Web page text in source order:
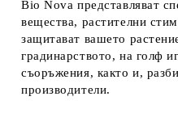
Bio Nova представляват
вещества, растителни
защитават вашето
градинарството, на голф
съоръжения, както и,
производители.